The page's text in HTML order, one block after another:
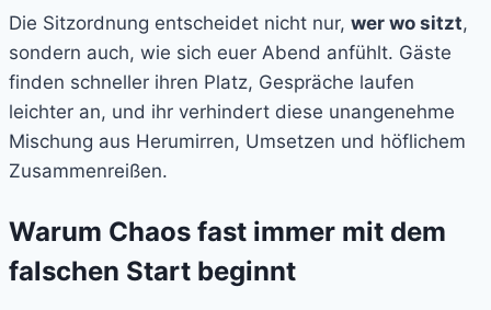
Die Sitzordnung entscheidet nicht nur, wer wo sitzt,
sondern auch, wie sich euer Abend anfühlt. Gäste
finden schneller ihren Platz, Gespräche laufen
leichter an, und ihr verhindert diese unangenehme
Mischung aus Herumirren, Umsetzen und höflichem
Zusammenreißen.
Warum Chaos fast immer mit dem
falschen Start beginnt